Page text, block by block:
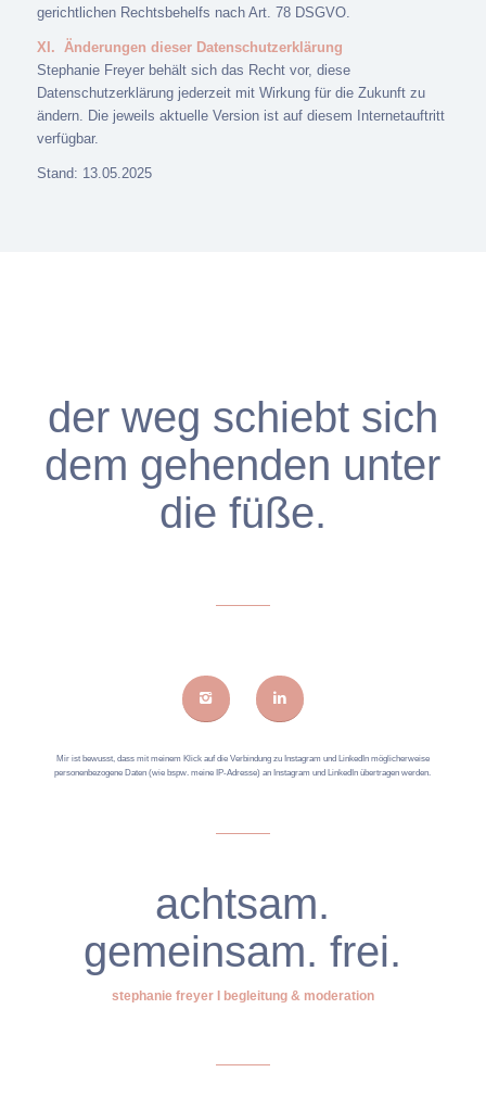
gerichtlichen Rechtsbehelfs nach Art. 78 DSGVO.
XI. Änderungen dieser Datenschutzerklärung
Stephanie Freyer behält sich das Recht vor, diese
Datenschutzerklärung jederzeit mit Wirkung für die Zukunft zu
ändern. Die jeweils aktuelle Version ist auf diesem Internetauftritt
verfügbar.
Stand: 13.05.2025
der weg schiebt sich
dem gehenden unter
die füße.
Mir ist bewusst, dass mit meinem Klick auf die Verbindung zu Instagram und LinkedIn möglicherweise
personenbezogene Daten (wie bspw. meine IP-Adresse) an Instagram und LinkedIn übertragen werden.
achtsam.
gemeinsam. frei.
stephanie freyer I begleitung & moderation